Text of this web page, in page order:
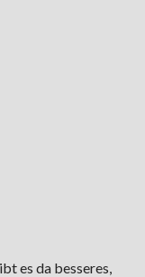
es da besseres,